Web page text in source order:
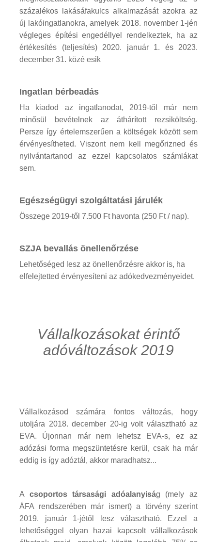
százalékos lakásáfakulcs alkalmazását azokra az
új lakóingatlanokra, amelyek 2018. november 1-jén
végleges építési engedéllyel rendelkeztek, ha az
értékesítés (teljesítés) 2020. január 1. és 2023.
december 31. közé esik
Ingatlan bérbeadás
Ha kiadod az ingatlanodat, 2019-től már nem
minősül bevételnek az áthárított rezsiköltség.
Persze így értelemszerűen a költségek között sem
érvényesítheted. Viszont nem kell megőrizned és
nyilvántartanod az ezzel kapcsolatos számlákat
sem.
Egészségügyi szolgáltatási járulék
Összege 2019-től 7.500 Ft havonta (250 Ft / nap).
SZJA bevallás önellenőrzése
Lehetőséged lesz az önellenőrzésre akkor is, ha
elfelejtetted érvényesíteni az adókedvezményeidet.
Vállalkozásokat érintő
adóváltozások 2019
Vállalkozásod számára fontos változás, hogy
utoljára 2018. december 20-ig volt választható az
EVA. Újonnan már nem lehetsz EVA-s, ez az
adózási forma megszüntetésre kerül, csak ha már
eddig is így adóztál, akkor maradhatsz...
A csoportos társasági adóalanyiság (mely az
ÁFA rendszerében már ismert) a törvény szerint
2019. január 1-jétől lesz választható. Ezzel a
lehetőséggel olyan hazai kapcsolt vállalkozások